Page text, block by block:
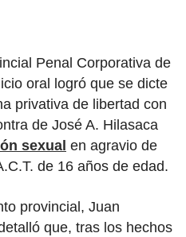
Penal Corporativa de
oral logró que se dicte
privativa de libertad con
de José A. Hilasaca
sexual en agravio de
de 16 años de edad.
provincial, Juan
que, tras los hechos